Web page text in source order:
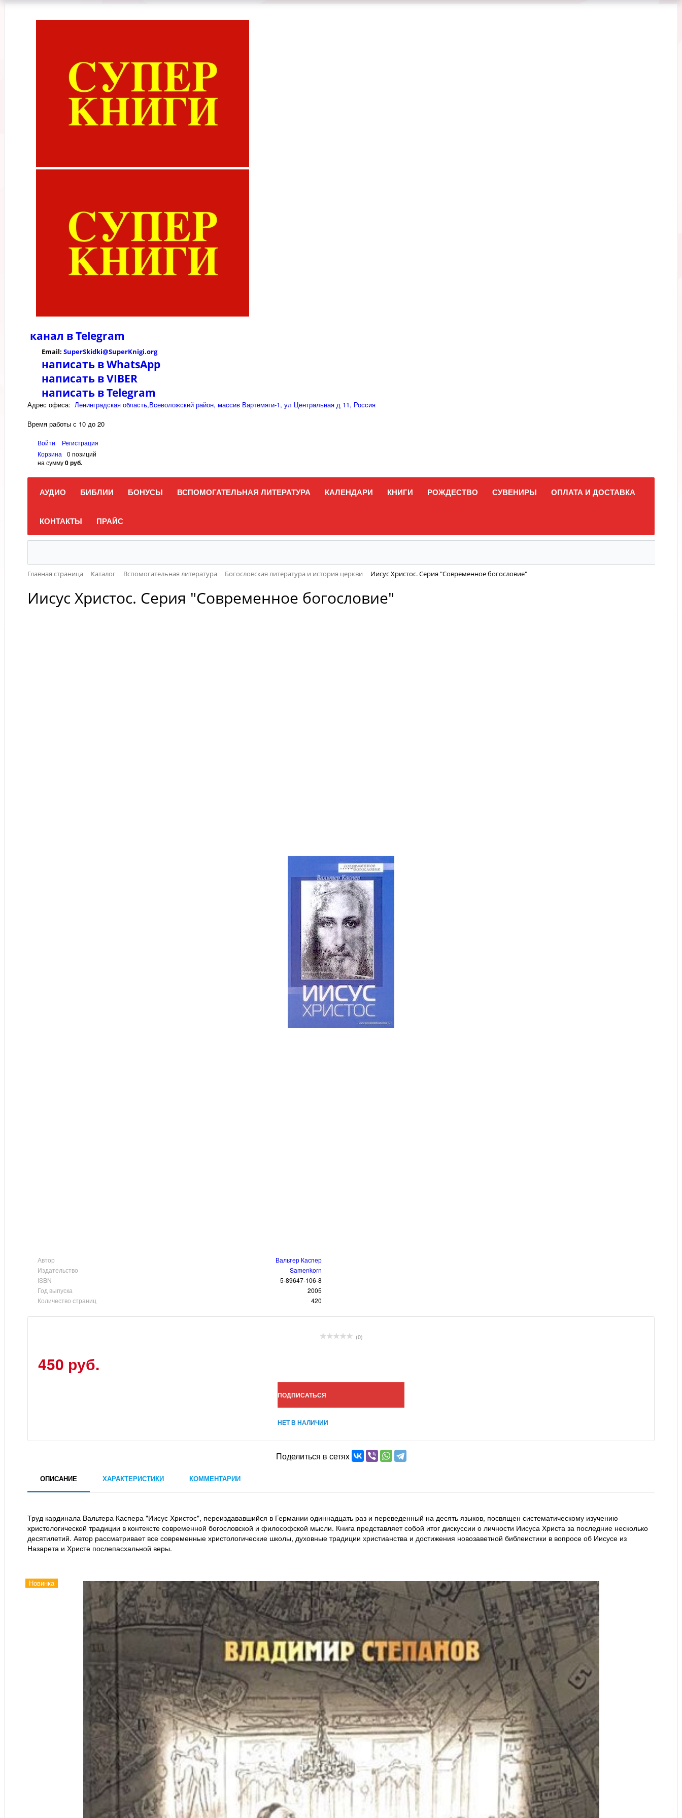
канал вTelegram
Email: SuperSkidki@SuperKnigi.org
написать в WhatsApp
написать в VIBER
написать в Telegram
Адрес офиса: Ленинградская область,Всеволожский район, массив Вартемяги-1, ул Центральная д 11, Россия
Время работы с 10 до 20
Войти
Регистрация
Корзина
0 позиций
на сумму0 руб.
АУДИО БИБЛИИ БОНУСЫ ВСПОМОГАТЕЛЬНАЯ ЛИТЕРАТУРА КАЛЕНДАРИ КНИГИ РОЖДЕСТВО СУВЕНИРЫ ОПЛАТА И ДОСТАВКА
КОНТАКТЫ ПРАЙС
Главная страница Каталог Вспомогательная литература Богословская литература и история церкви Иисус Христос. Серия "Современное богословие"
Иисус Христос. Серия "Современное богословие"
Автор
Вальтер Каспер
Издательство
Samenkorn
ISBN
5-89647-106-8
Год выпуска
2005
Количество страниц
420
(0)
450 руб.
ПОДПИСАТЬСЯ
НЕТ В НАЛИЧИИ
Поделиться в сетях
ОПИСАНИЕ ХАРАКТЕРИСТИКИ КОММЕНТАРИИ
Труд кардинала Вальтера Каспера "Иисус Христос", переиздававшийся в Германии одиннадцать раз и переведенный на десять языков, посвящен систематическому изучению
христологической традиции в контексте современной богословской и философской мысли. Книга представляет собой итог дискуссии о личности Иисуса Христа за последние несколько
десятилетий. Автор рассматривает все современные христологические школы, духовные традиции христианства и достижения новозаветной библеистики в вопросе об Иисусе из
Назарета и Христе послепасхальной веры.
Новинка